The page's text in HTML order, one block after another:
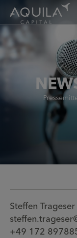
Steffen Trageser
+49 172